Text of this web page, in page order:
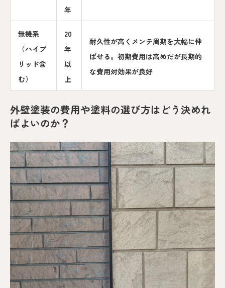
年
無機系
（ハイブ
リッド含
む）
20
年
以
上
耐久性が高くメンテ周期を大幅に伸
ばせる。初期費用は高めだが長期的
な費用対効果が良好
外壁塗装の費用や塗料の選び方はどう決めれ
ばよいのか？